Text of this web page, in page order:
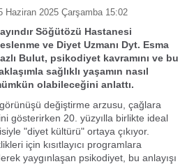
Haziran 2025 Çarşamba 15:02
Söğütözü Hastanesi
ve Diyet Uzmanı Dyt. Esma
Bulut, psikodiyet kavramını ve bu
sağlıklı yaşamın nasıl
olabileceğini anlattı.
değiştirme arzusu, çağlara
gösterirken 20. yüzyılla birlikte ideal
"diyet kültürü" ortaya çıkıyor.
için kısıtlayıcı programlara
yaygınlaşan psikodiyet , bu anlayışı